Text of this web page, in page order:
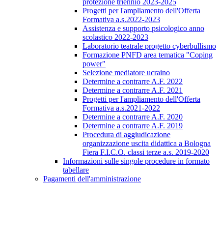
protezione triennio 2023-2025
Progetti per l'ampliamento dell'Offerta
Formativa a.s.2022-2023
Assistenza e supporto psicologico anno
scolastico 2022-2023
Laboratorio teatrale progetto cyberbullismo
Formazione PNFD area tematica "Coping
power"
Selezione mediatore ucraino
Determine a contrarre A.F. 2022
Determine a contrarre A.F. 2021
Progetti per l'ampliamento dell'Offerta
Formativa a.s.2021-2022
Determine a contrarre A.F. 2020
Determine a contrarre A.F. 2019
Procedura di aggiudicazione
organizzazione uscita didattica a Bologna
Fiera F.I.C.O. classi terze a.s. 2019-2020
Informazioni sulle singole procedure in formato
tabellare
Pagamenti dell'amministrazione